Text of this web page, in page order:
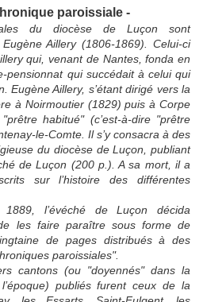
paroissiale -
du diocèse de Luçon sont
Aillery (1806-1869). Celui-ci
qui, venant de Nantes, fonda en
pensionnat qui succédait à celui qui
Eugène Aillery, s’étant dirigé vers la
à Noirmoutier (1829) puis à Corpe
habitué" (c’est-à-dire "prêtre
le-Comte. Il s’y consacra à des
du diocèse de Luçon, publiant
de Luçon (200 p.). A sa mort, il a
sur l’histoire des différentes
l’évéché de Luçon décida
les faire paraître sous forme de
de pages distribués à des
paroissiales".
cantons (ou "doyennés" dans la
publiés furent ceux de la